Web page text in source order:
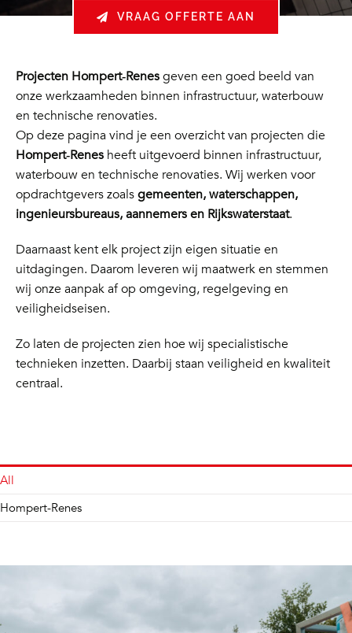
VRAAG OFFERTE AAN
Projecten Hompert‑Renesgeven een goed beeld van
onze werkzaamheden binnen infrastructuur, waterbouw
en technische renovaties.
Op deze pagina vind je een overzicht van projecten die
Hompert‑Renesheeft uitgevoerd binnen infrastructuur,
waterbouw en technische renovaties. Wij werken voor
opdrachtgevers zoalsgemeenten, waterschappen,
ingenieursbureaus, aannemers en Rijkswaterstaat.
Daarnaast kent elk project zijn eigen situatie en
uitdagingen. Daarom leveren wij maatwerk en stemmen
wij onze aanpak af op omgeving, regelgeving en
veiligheidseisen.
Zo laten de projecten zien hoe wij specialistische
technieken inzetten. Daarbij staan veiligheid en kwaliteit
centraal.
All
Hompert-Renes